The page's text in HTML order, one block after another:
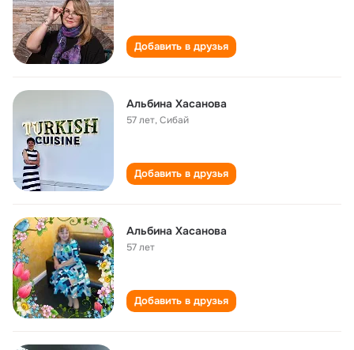
Добавить в друзья
Альбина Хасанова
57 лет,Сибай
Добавить в друзья
Альбина Хасанова
57 лет
Добавить в друзья